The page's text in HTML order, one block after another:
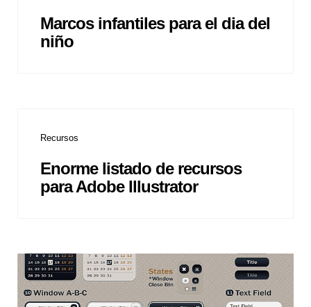
Marcos infantiles para el dia del
niño
Recursos
Enorme listado de recursos
para Adobe Illustrator